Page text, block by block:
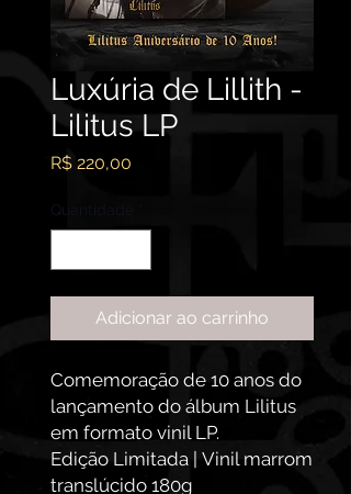
Luxúria de Lillith -
Lilitus LP
R$ 220,00
Quantidade
Adicionar ao carrinho
Comemoração de 10 anos do
lançamento do álbum Lilitus
em formato vinil LP.
Edição Limitada | Vinil marrom
translúcido 180g